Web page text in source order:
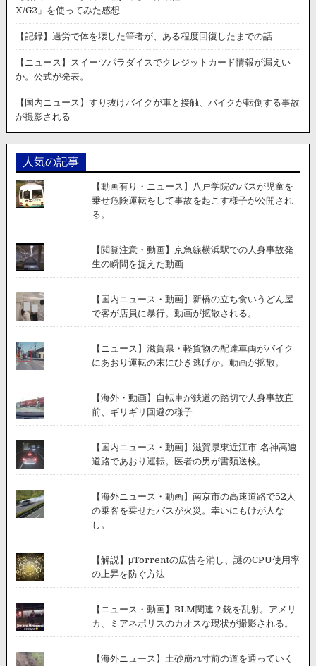
X/G2」を使ってみた感想
【記録】過労で体を壊した筆者が、ある程度回復したまでの話
【ニュース】スイーツパラダイスでクレジットカード情報が漏えい
か。公式が発表。
【国内ニュース】すり抜けバイクが車と接触、バイクが転倒する事故
が撮影される
人気の記事
【動画有り・ニュース】八戸学院のバスが児童を
乗せ危険運転をして事故を起こす様子が公開され
る。
【閲覧注意・動画】京急線横浜駅での人身事故発
生の瞬間を捉えた動画
【国内ニュース・動画】新橋の立ち食いうどん屋
で客が店員に暴行。動画が拡散される。
【ニュース】滋賀県・軽貨物の配達車両がバイク
にあおり運転の末にひき逃げか。動画が拡散。
【海外・動画】自転車が鉄道の踏切で人身事故直
前、ギリギリ回避の様子
【国内ニュース・動画】滋賀県東近江市-名神高速
道路であおり運転。医者の男が書類送検。
【海外ニュース・動画】南京市の高速道路で52人
の乗客を乗せたバスが火災。幸いにもけが人な
し。
【解説】μTorrentの広告を消し、謎のCPU使用率
の上昇を防ぐ方法
【ニュース・動画】BLM関連？銃を乱射。アメリ
カ、ミアネポリスのカオスな現状が撮影される。
【海外ニュース】土砂崩れ寸前の道を通っていく